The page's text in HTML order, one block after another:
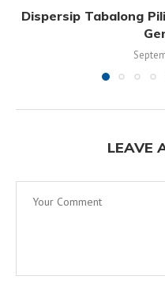
Dispersip Tabalong
LEAVE